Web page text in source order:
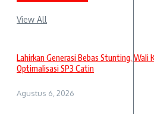
View All
Lahirkan Generasi Bebas Stunting, Wali
Optimalisasi SP3 Catin
Agustus 6, 2026